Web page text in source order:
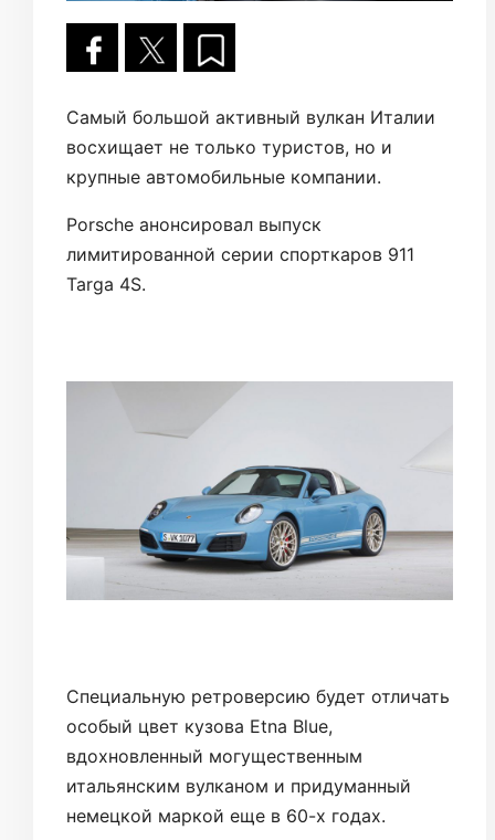
Самый большой активный вулкан Италии
восхищает не только туристов, но и
крупные автомобильные компании.
Porsche анонсировал выпуск
лимитированной серии спорткаров 911
Targa 4S.
Специальную ретроверсию будет отличать
особый цвет кузова Etna Blue,
вдохновленный могущественным
итальянским вулканом и придуманный
немецкой маркой еще в 60-х годах.